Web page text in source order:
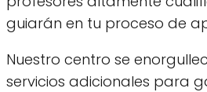
guiarán en tu proceso de
Nuestro centro se
servicios adicionales para